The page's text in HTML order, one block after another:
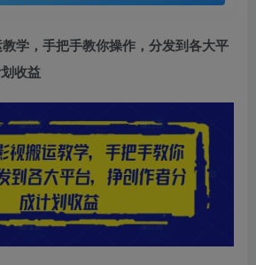
学，手把手教你操作，分发到各大平
收益